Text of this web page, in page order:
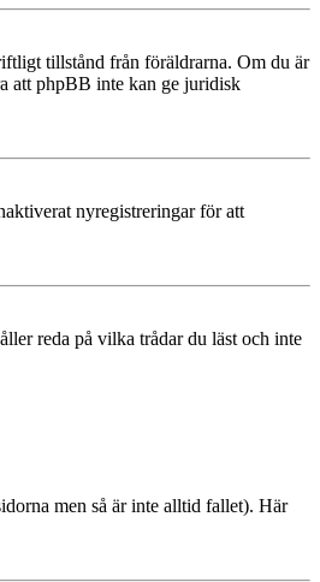
tillstånd från föräldrarna. Om du är
att phpBB inte kan ge juridisk
nyregistreringar för att
reda på vilka trådar du läst och inte
men så är inte alltid fallet). Här